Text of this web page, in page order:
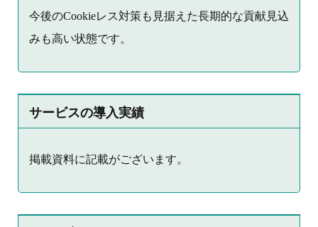
今後のCookieレス対策も見据えた長期的な貢献見込
みも高い状態です。
サービスの導入実績
掲載資料に記載がございます。